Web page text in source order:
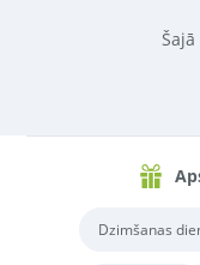
Dzimšanas